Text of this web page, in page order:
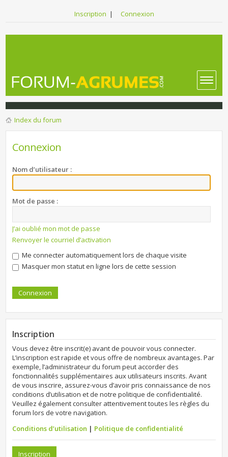
Inscription | Connexion
Index du forum
Connexion
Nom d’utilisateur :
Mot de passe :
J’ai oublié mon mot de passe
Renvoyer le courriel d’activation
Me connecter automatiquement lors de chaque visite
Masquer mon statut en ligne lors de cette session
Inscription
Vous devez être inscrit(e) avant de pouvoir vous connecter.
L’inscription est rapide et vous offre de nombreux avantages. Par
exemple, l’administrateur du forum peut accorder des
fonctionnalités supplémentaires aux utilisateurs inscrits. Avant
de vous inscrire, assurez-vous d’avoir pris connaissance de nos
conditions d’utilisation et de notre politique de confidentialité.
Veuillez également consulter attentivement toutes les règles du
forum lors de votre navigation.
Conditions d’utilisation | Politique de confidentialité
Inscription